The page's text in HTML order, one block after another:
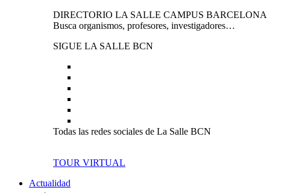
DIRECTORIO LA SALLE CAMPUS BARCELONA
Busca organismos, profesores, investigadores…
SIGUE LA SALLE BCN
Todas las redes sociales de La Salle BCN
TOUR VIRTUAL
Actualidad